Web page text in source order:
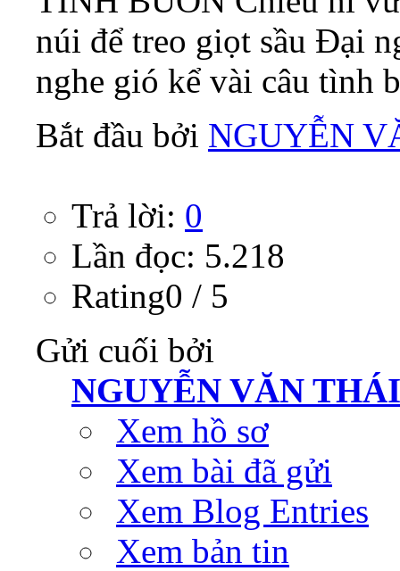
núi để treo giọt sầu Đại
nghe gió kể vài câu tình
Bắt đầu bởi NGUYỄN
Trả lời: 0
Lần đọc: 5.218
Rating0 / 5
Gửi cuối bởi
NGUYỄN VĂN THÁI
Xem hồ sơ
Xem bài đã gửi
Xem Blog Entries
Xem bản tin